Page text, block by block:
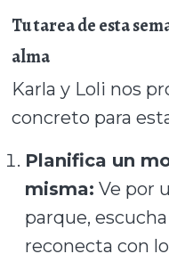
Tu tarea de esta
alma
Karla y Loli nos
concreto para
Planifica un
misma: Ve por
parque,
reconecta con